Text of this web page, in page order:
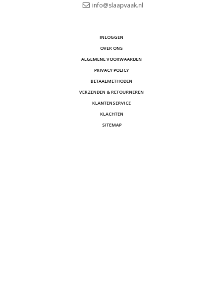
info@slaapvaak.nl
INLOGGEN
OVER ONS
ALGEMENE VOORWAARDEN
PRIVACY POLICY
BETAALMETHODEN
VERZENDEN & RETOURNEREN
KLANTENSERVICE
KLACHTEN
SITEMAP